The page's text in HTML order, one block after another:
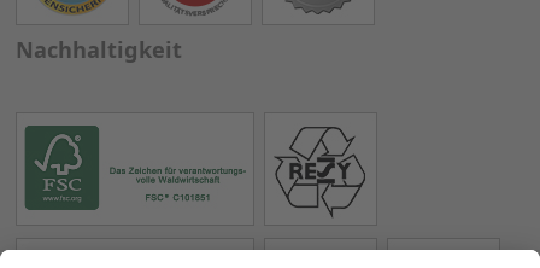
Nachhaltigkeit